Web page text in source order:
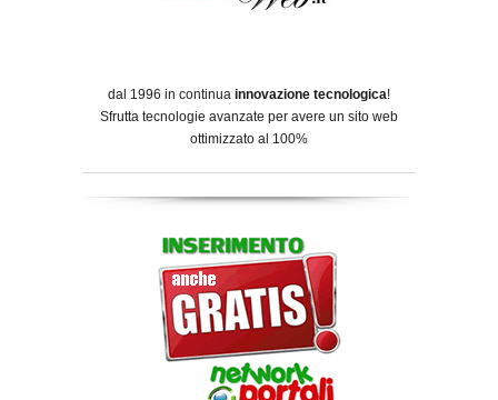
dal 1996 in continua innovazione tecnologica!
Sfrutta tecnologie avanzate per avere un sito web
ottimizzato al 100%